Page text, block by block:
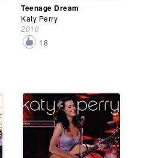
Teenage Dream
Katy Perry
2010
18